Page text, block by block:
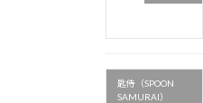
匙侍（SPOON
SAMURAI）